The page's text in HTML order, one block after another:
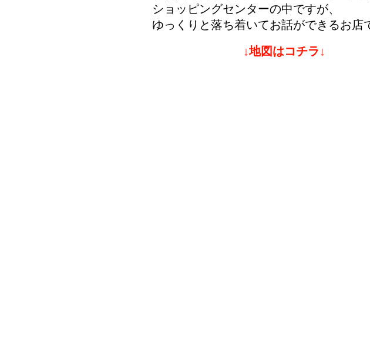
ショッピングセンターの中ですが、
ゆっくりと落ち着いてお話ができるお店
↓地図はコチラ↓